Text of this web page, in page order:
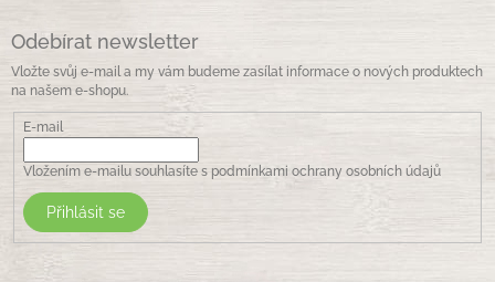
Odebírat newsletter
Vložte svůj e-mail a my vám budeme zasílat informace o nových produktech
na našem e-shopu.
E-mail
Vložením e-mailu souhlasíte s podmínkami ochrany osobních údajů
Přihlásit se